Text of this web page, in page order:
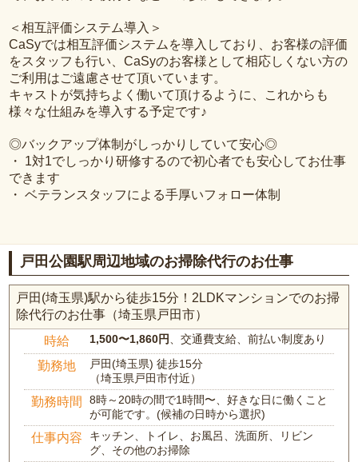
＜相互評価システム導入＞
CaSyでは相互評価システムを導入しており、お客様の評価
をスタッフも行い、CaSyのお客様として相応しくない方の
ご利用はご遠慮させて頂いています。
キャストが気持ちよく働いて頂けるように、これからも
様々な仕組みを導入する予定です♪
◎バックアップ体制がしっかりしていて安心◎
・ 1対1でしっかり研修するので初心者でも安心してお仕事
できます
・ ベテランスタッフによる手厚いフォロー体制
戸田公園駅周辺地域のお掃除代行のお仕事
戸田(埼玉県)駅から徒歩15分！2LDKマンションでのお掃
除代行のお仕事（埼玉県戸田市）
時給 1,500〜1,860円、交通費支給、前払い制度あり
勤務地
戸田(埼玉県) 徒歩15分
（埼玉県戸田市付近）
勤務時間
8時～20時の間で1時間〜、好きな日に働くこと
が可能です。(候補の日時から選択)
仕事内容
キッチン、トイレ、お風呂、洗面所、リビン
グ、その他のお掃除